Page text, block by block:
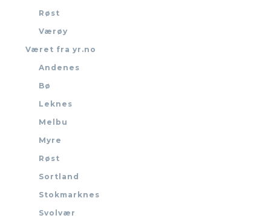
Røst
Værøy
Været fra yr.no
Andenes
Bø
Leknes
Melbu
Myre
Røst
Sortland
Stokmarknes
Svolvær